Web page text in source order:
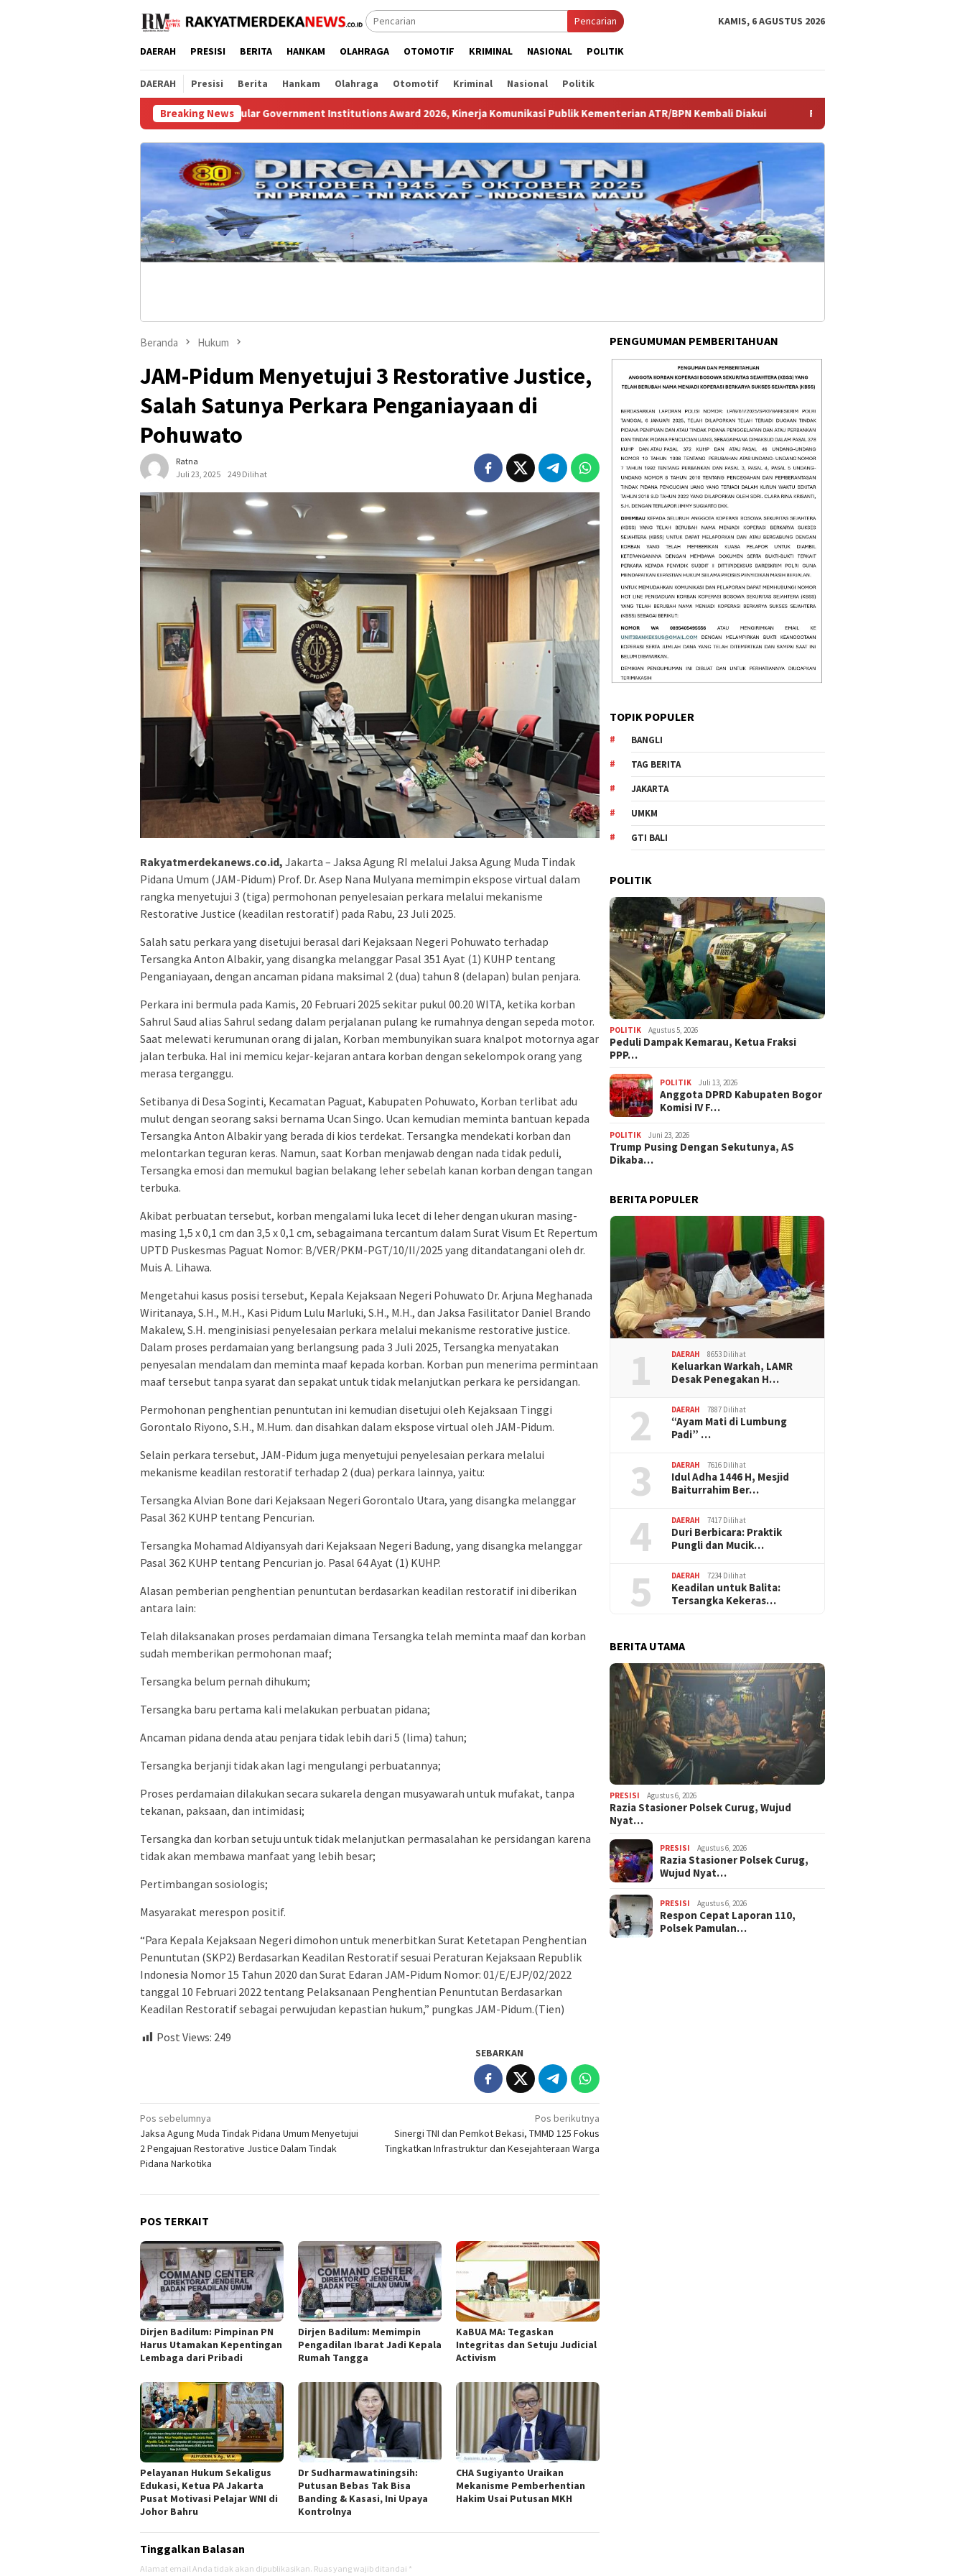
Pencarian KAMIS, 6 AGUSTUS 2026
DAERAH PRESISI BERITA HANKAM OLAHRAGA OTOMOTIF KRIMINAL NASIONAL POLITIK
DAERAH Presisi Berita Hankam Olahraga Otomotif Kriminal Nasional Politik
Breaking News
Raih Popular Government Institutions Award 2026, Kinerja Komunikasi Publik Kementerian ATR/BPN Kembali Diakui Razia Stasioner Polsek Curug, Wujud Nyata Hadirnya
Beranda Hukum
JAM-Pidum Menyetujui 3 Restorative Justice,
Salah Satunya Perkara Penganiayaan di
Pohuwato
Ratna
Juli 23, 2025
249 Dilihat
Rakyatmerdekanews.co.id, Jakarta – Jaksa Agung RI melalui Jaksa Agung Muda Tindak
Pidana Umum (JAM-Pidum) Prof. Dr. Asep Nana Mulyana memimpin ekspose virtual dalam
rangka menyetujui 3 (tiga) permohonan penyelesaian perkara melalui mekanisme
Restorative Justice (keadilan restoratif) pada Rabu, 23 Juli 2025.
Salah satu perkara yang disetujui berasal dari Kejaksaan Negeri Pohuwato terhadap
Tersangka Anton Albakir, yang disangka melanggar Pasal 351 Ayat (1) KUHP tentang
Penganiayaan, dengan ancaman pidana maksimal 2 (dua) tahun 8 (delapan) bulan penjara.
Perkara ini bermula pada Kamis, 20 Februari 2025 sekitar pukul 00.20 WITA, ketika korban
Sahrul Saud alias Sahrul sedang dalam perjalanan pulang ke rumahnya dengan sepeda motor.
Saat melewati kerumunan orang di jalan, Korban membunyikan suara knalpot motornya agar
jalan terbuka. Hal ini memicu kejar-kejaran antara korban dengan sekelompok orang yang
merasa terganggu.
Setibanya di Desa Soginti, Kecamatan Paguat, Kabupaten Pohuwato, Korban terlibat adu
mulut dengan seorang saksi bernama Ucan Singo. Ucan kemudian meminta bantuan kepada
Tersangka Anton Albakir yang berada di kios terdekat. Tersangka mendekati korban dan
melontarkan teguran keras. Namun, saat Korban menjawab dengan nada tidak peduli,
Tersangka emosi dan memukul bagian belakang leher sebelah kanan korban dengan tangan
terbuka.
Akibat perbuatan tersebut, korban mengalami luka lecet di leher dengan ukuran masing-
masing 1,5 x 0,1 cm dan 3,5 x 0,1 cm, sebagaimana tercantum dalam Surat Visum Et Repertum
UPTD Puskesmas Paguat Nomor: B/VER/PKM-PGT/10/II/2025 yang ditandatangani oleh dr.
Muis A. Lihawa.
Mengetahui kasus posisi tersebut, Kepala Kejaksaan Negeri Pohuwato Dr. Arjuna Meghanada
Wiritanaya, S.H., M.H., Kasi Pidum Lulu Marluki, S.H., M.H., dan Jaksa Fasilitator Daniel Brando
Makalew, S.H. menginisiasi penyelesaian perkara melalui mekanisme restorative justice.
Dalam proses perdamaian yang berlangsung pada 3 Juli 2025, Tersangka menyatakan
penyesalan mendalam dan meminta maaf kepada korban. Korban pun menerima permintaan
maaf tersebut tanpa syarat dan sepakat untuk tidak melanjutkan perkara ke persidangan.
Permohonan penghentian penuntutan ini kemudian disetujui oleh Kejaksaan Tinggi
Gorontalo Riyono, S.H., M.Hum. dan disahkan dalam ekspose virtual oleh JAM-Pidum.
Selain perkara tersebut, JAM-Pidum juga menyetujui penyelesaian perkara melalui
mekanisme keadilan restoratif terhadap 2 (dua) perkara lainnya, yaitu:
Tersangka Alvian Bone dari Kejaksaan Negeri Gorontalo Utara, yang disangka melanggar
Pasal 362 KUHP tentang Pencurian.
Tersangka Mohamad Aldiyansyah dari Kejaksaan Negeri Badung, yang disangka melanggar
Pasal 362 KUHP tentang Pencurian jo. Pasal 64 Ayat (1) KUHP.
Alasan pemberian penghentian penuntutan berdasarkan keadilan restoratif ini diberikan
antara lain:
Telah dilaksanakan proses perdamaian dimana Tersangka telah meminta maaf dan korban
sudah memberikan permohonan maaf;
Tersangka belum pernah dihukum;
Tersangka baru pertama kali melakukan perbuatan pidana;
Ancaman pidana denda atau penjara tidak lebih dari 5 (lima) tahun;
Tersangka berjanji tidak akan lagi mengulangi perbuatannya;
Proses perdamaian dilakukan secara sukarela dengan musyawarah untuk mufakat, tanpa
tekanan, paksaan, dan intimidasi;
Tersangka dan korban setuju untuk tidak melanjutkan permasalahan ke persidangan karena
tidak akan membawa manfaat yang lebih besar;
Pertimbangan sosiologis;
Masyarakat merespon positif.
“Para Kepala Kejaksaan Negeri dimohon untuk menerbitkan Surat Ketetapan Penghentian
Penuntutan (SKP2) Berdasarkan Keadilan Restoratif sesuai Peraturan Kejaksaan Republik
Indonesia Nomor 15 Tahun 2020 dan Surat Edaran JAM-Pidum Nomor: 01/E/EJP/02/2022
tanggal 10 Februari 2022 tentang Pelaksanaan Penghentian Penuntutan Berdasarkan
Keadilan Restoratif sebagai perwujudan kepastian hukum,” pungkas JAM-Pidum.(Tien)
Post Views: 249
SEBARKAN
Navigasi
pos
Pos sebelumnya
Jaksa Agung Muda Tindak Pidana Umum Menyetujui
2 Pengajuan Restorative Justice Dalam Tindak
Pidana Narkotika
Pos berikutnya
Sinergi TNI dan Pemkot Bekasi, TMMD 125 Fokus
Tingkatkan Infrastruktur dan Kesejahteraan Warga
POS TERKAIT
‎Dirjen Badilum: Pimpinan PN
Harus Utamakan Kepentingan
Lembaga dari Pribadi
Dirjen Badilum: Memimpin
Pengadilan Ibarat Jadi Kepala
Rumah Tangga ‎
KaBUA MA: Tegaskan
Integritas dan Setuju Judicial
Activism
Pelayanan Hukum Sekaligus
Edukasi, Ketua PA Jakarta
Pusat Motivasi Pelajar WNI di
Johor Bahru
Dr Sudharmawatiningsih:
Putusan Bebas Tak Bisa
Banding & Kasasi, Ini Upaya
Kontrolnya
CHA Sugiyanto Uraikan
Mekanisme Pemberhentian
Hakim Usai Putusan MKH ‎
Tinggalkan Balasan
Alamat email Anda tidak akan dipublikasikan. Ruas yang wajib ditandai *
PENGUMUMAN PEMBERITAHUAN
TOPIK POPULER
BANGLI
TAG BERITA
JAKARTA
UMKM
GTI BALI
POLITIK
POLITIK Agustus 5, 2026
‎Peduli Dampak Kemarau, Ketua Fraksi
PPP…
POLITIK Juli 13, 2026
Anggota DPRD Kabupaten Bogor
Komisi IV F…
POLITIK Juni 23, 2026
Trump Pusing Dengan Sekutunya, AS
Dikaba…
BERITA POPULER
1 DAERAH 8653 Dilihat
Keluarkan Warkah, LAMR
Desak Penegakan H…
2 DAERAH 7887 Dilihat
“Ayam Mati di Lumbung
Padi” …
3 DAERAH 7616 Dilihat
Idul Adha 1446 H, Mesjid
Baiturrahim Ber…
4 DAERAH 7417 Dilihat
Duri Berbicara: Praktik
Pungli dan Mucik…
5 DAERAH 7234 Dilihat
Keadilan untuk Balita:
Tersangka Kekeras…
BERITA UTAMA
PRESISI Agustus 6, 2026
Razia Stasioner Polsek Curug, Wujud
Nyat…
PRESISI Agustus 6, 2026
Razia Stasioner Polsek Curug,
Wujud Nyat…
PRESISI Agustus 6, 2026
Respon Cepat Laporan 110,
Polsek Pamulan…